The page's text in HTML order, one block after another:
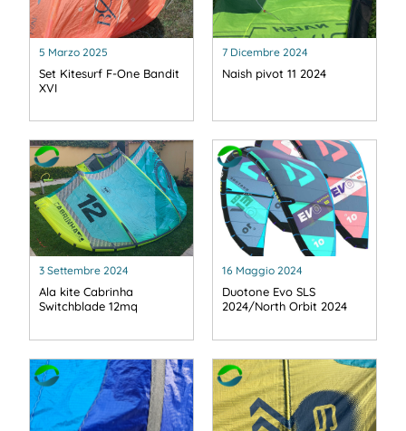
5 Marzo 2025
Set Kitesurf F-One Bandit
XVI
7 Dicembre 2024
Naish pivot 11 2024
3 Settembre 2024
Ala kite Cabrinha
Switchblade 12mq
16 Maggio 2024
Duotone Evo SLS
2024/North Orbit 2024